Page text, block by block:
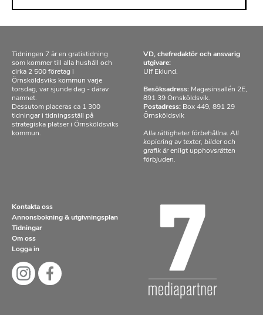
Tidningen 7 är en gratistidning
som kommer till alla hushåll och
cirka 2 500 företag i
Örnsköldsviks kommun varje
torsdag, var sjunde dag - därav
namnet.
Dessutom placeras ca 1 300
tidningar i tidningsställ på
strategiska platser i Örnsköldsviks
kommun.
VD, chefredaktör och ansvarig
utgivare:
Ulf Eklund.
Besöksadress: Magasinsallén 2E,
891 39 Örnsköldsvik.
Postadress: Box 449, 891 29
Örnsköldsvik
Alla rättigheter förbehållna. All
kopiering av texter, bilder och
grafik är enligt upphovsrätten
förbjuden.
Kontakta oss
Annonsbokning & utgivningsplan
Tidningar
Om oss
Logga in